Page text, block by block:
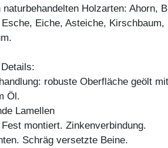
Holzarten: Ahorn,
Eiche, Asteiche, Kirschbaum,
robuste Oberfläche geölt
Öl.
Lamellen
montiert. Zinkenverbindung.
Schräg versetzte Beine.